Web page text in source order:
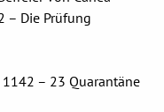
– Die Prüfung
– 23 Quarantäne